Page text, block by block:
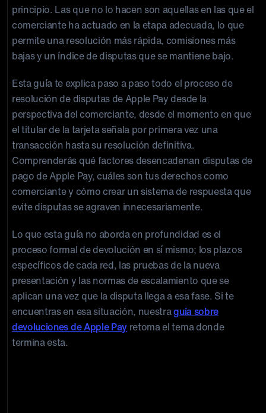
principio. Las que no lo hacen son aquellas en las que el
comerciante ha actuado en la etapa adecuada, lo que
permite una resolución más rápida, comisiones más
bajas y un índice de disputas que se mantiene bajo.
Esta guía te explica paso a paso todo el proceso de
resolución de disputas de Apple Pay desde la
perspectiva del comerciante, desde el momento en que
el titular de la tarjeta señala por primera vez una
transacción hasta su resolución definitiva.
Comprenderás qué factores desencadenan disputas de
pago de Apple Pay, cuáles son tus derechos como
comerciante y cómo crear un sistema de respuesta que
evite disputas se agraven innecesariamente.
Lo que esta guía no aborda en profundidad es el
proceso formal de devolución en sí mismo; los plazos
específicos de cada red, las pruebas de la nueva
presentación y las normas de escalamiento que se
aplican una vez que la disputa llega a esa fase. Si te
encuentras en esa situación, nuestraguía sobre
devoluciones de Apple Pay retoma el tema donde
termina esta.